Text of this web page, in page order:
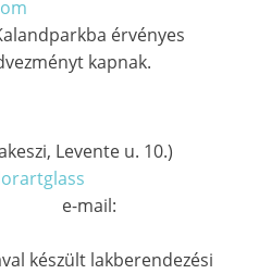
érvényes
kapnak.
Levente u. 10.)
e-mail:
készült lakberendezési